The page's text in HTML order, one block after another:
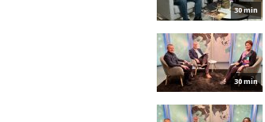
30 min
30 min